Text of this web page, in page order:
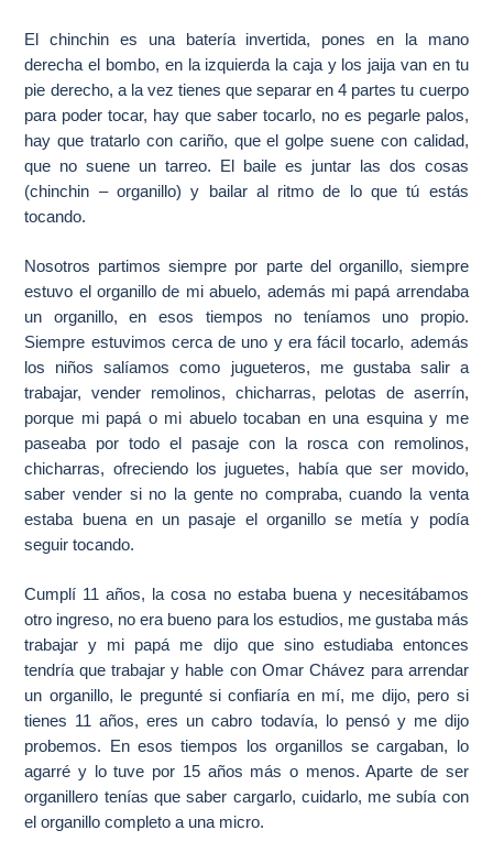
El chinchin es una batería invertida, pones en la mano
derecha el bombo, en la izquierda la caja y los jaija van en tu
pie derecho, a la vez tienes que separar en 4 partes tu cuerpo
para poder tocar, hay que saber tocarlo, no es pegarle palos,
hay que tratarlo con cariño, que el golpe suene con calidad,
que no suene un tarreo. El baile es juntar las dos cosas
(chinchin – organillo) y bailar al ritmo de lo que tú estás
tocando.
Nosotros partimos siempre por parte del organillo, siempre
estuvo el organillo de mi abuelo, además mi papá arrendaba
un organillo, en esos tiempos no teníamos uno propio.
Siempre estuvimos cerca de uno y era fácil tocarlo, además
los niños salíamos como jugueteros, me gustaba salir a
trabajar, vender remolinos, chicharras, pelotas de aserrín,
porque mi papá o mi abuelo tocaban en una esquina y me
paseaba por todo el pasaje con la rosca con remolinos,
chicharras, ofreciendo los juguetes, había que ser movido,
saber vender si no la gente no compraba, cuando la venta
estaba buena en un pasaje el organillo se metía y podía
seguir tocando.
Cumplí 11 años, la cosa no estaba buena y necesitábamos
otro ingreso, no era bueno para los estudios, me gustaba más
trabajar y mi papá me dijo que sino estudiaba entonces
tendría que trabajar y hable con Omar Chávez para arrendar
un organillo, le pregunté si confiaría en mí, me dijo, pero si
tienes 11 años, eres un cabro todavía, lo pensó y me dijo
probemos. En esos tiempos los organillos se cargaban, lo
agarré y lo tuve por 15 años más o menos. Aparte de ser
organillero tenías que saber cargarlo, cuidarlo, me subía con
el organillo completo a una micro.